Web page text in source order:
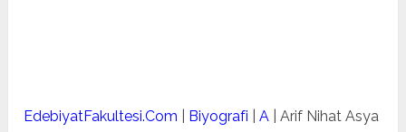
EdebiyatFakultesi.Com Biyografi |A |Arif Nihat Asya